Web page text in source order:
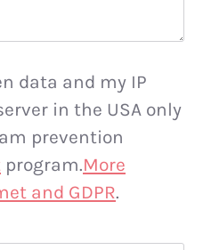
data and my IP
in the USA only
prevention
program.More
and GDPR.